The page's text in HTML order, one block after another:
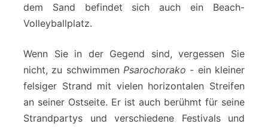
dem Sand befindet sich auch ein Beach-
Volleyballplatz.
Wenn Sie in der Gegend sind, vergessen Sie
nicht, zu schwimmen Psarochorako - ein kleiner
felsiger Strand mit vielen horizontalen Streifen
an seiner Ostseite. Er ist auch berühmt für seine
Strandpartys und verschiedene Festivals und